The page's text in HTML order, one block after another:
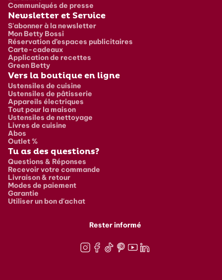
Communiqués de presse
Newsletter et Service
S'abonner à la newsletter
Mon Betty Bossi
Réservation d’espaces publicitaires
Carte-cadeaux
Application de recettes
Green Betty
Vers la boutique en ligne
Ustensiles de cuisine
Ustensiles de pâtisserie
Appareils électriques
Tout pour la maison
Ustensiles de nettoyage
Livres de cuisine
Abos
Outlet %
Tu as des questions?
Questions & Réponses
Recevoir votre commande
Livraison & retour
Modes de paiement
Garantie
Utiliser un bon d'achat
Rester informé